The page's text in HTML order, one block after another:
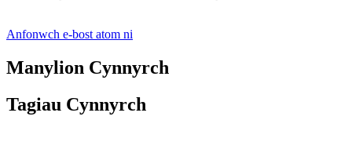
Anfonwch e-bost atom ni
Manylion Cynnyrch
Tagiau Cynnyrch